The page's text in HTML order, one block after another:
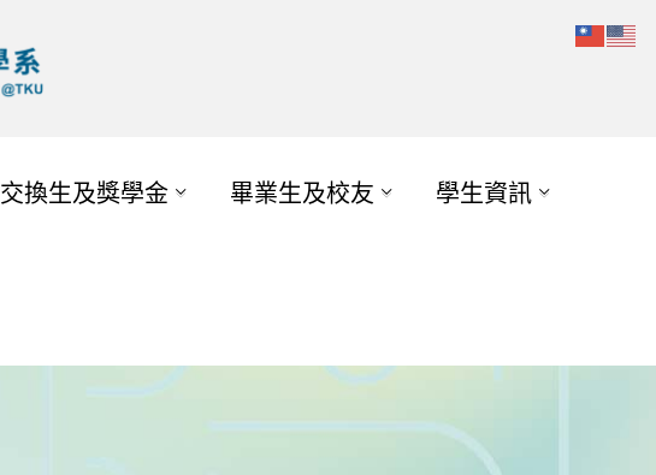
交換生及獎學金 畢業生及校友 學生資訊